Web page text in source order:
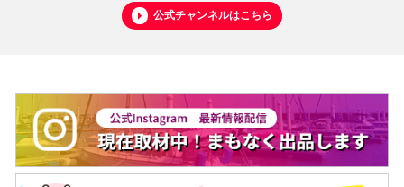
公式チャンネルはこちら